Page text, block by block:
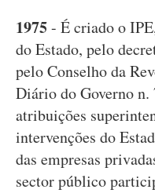
1975- É criado o
do Estado, pelo
pelo Conselho da
Diário do Governo
atribuições
intervenções do
das empresas
sector público